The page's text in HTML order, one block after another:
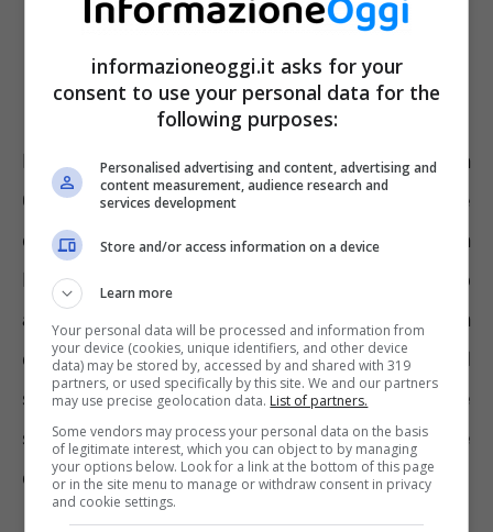
Le nere previsioni di Kissinger su una Terza
Guerra Mondiale molto vicina sono supportate
daLucio Caracciolo, direttore della rivista
Limes. Analizzando la situazione è arrivato
alla conclusione che il conflitto sta
diventando una possibilità sempre più reale. I
segnali si possono riscontrare facilmente
studiando i rapporti tra Stati Uniti e le altre
due grandi potenze, Russia e Cina.
informazioneoggi.it asks for your
consent to use your personal data for the
following purposes:
Personalised advertising and content, advertising and
content measurement, audience research and
services development
Store and/or access information on a device
Learn more
Your personal data will be processed and information from
your device (cookies, unique identifiers, and other device
data) may be stored by, accessed by and shared with 319
partners, or used specifically by this site. We and our partners
may use precise geolocation data. List of partners.
Some vendors may process your personal data on the basis
of legitimate interest, which you can object to by managing
your options below. Look for a link at the bottom of this page
or in the site menu to manage or withdraw consent in privacy
and cookie settings.